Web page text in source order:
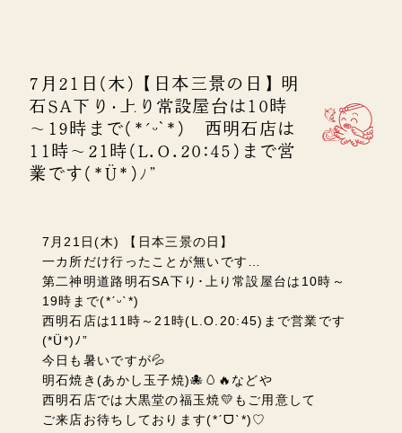
7月21日(木)【日本三景の日】明
石SA下り･上り常設屋台は10時
～19時まで(*ˊᵕˋ*) 西明石店は
11時～21時(L.O.20:45)まで営
業です(*Ü*)ﾉ”
7月21日(木) 【日本三景の日】
一カ所だけ行ったことが無いです…
第二神明道路 明石SA下り･上り常設屋台は10時～
19時まで(*ˊᵕˋ*)
西明石店は11時～21時(L.O.20:45)まで営業です
(*Ü*)ﾉ”
今日も暑いですが💦
明石焼き(あかし玉子焼)🐙🥚🔥などや
西明石店では大黒堂の福玉焼💛もご用意して
ご来店お待ちしております(*ˊᗜˋ*)♡